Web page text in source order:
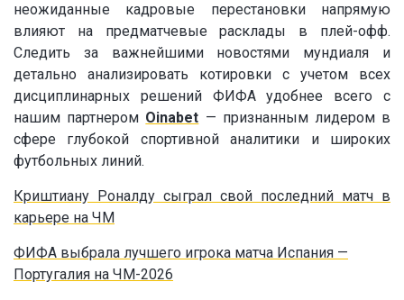
неожиданные кадровые перестановки напрямую
влияют на предматчевые расклады в плей-офф.
Следить за важнейшими новостями мундиаля и
детально анализировать котировки с учетом всех
дисциплинарных решений ФИФА удобнее всего с
нашим партнером Oinabet — признанным лидером в
сфере глубокой спортивной аналитики и широких
футбольных линий.
Криштиану Роналду сыграл свой последний матч в
карьере на ЧМ
ФИФА выбрала лучшего игрока матча Испания —
Португалия на ЧМ-2026